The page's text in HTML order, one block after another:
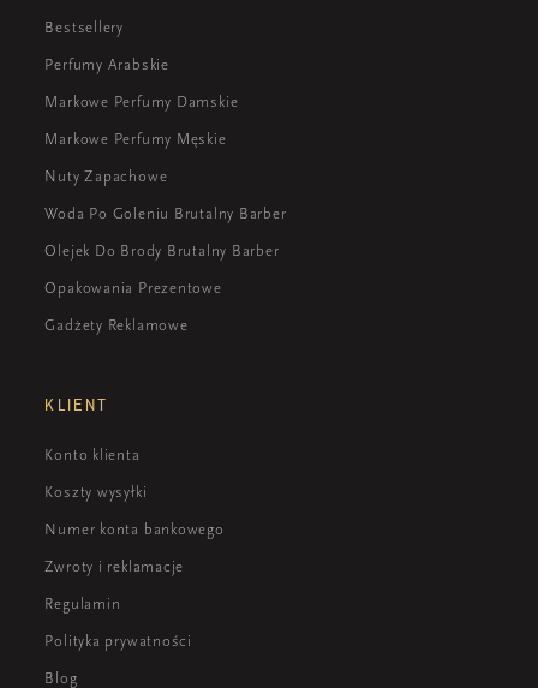
Bestsellery
Perfumy Arabskie
Markowe Perfumy Damskie
Markowe Perfumy Męskie
Nuty Zapachowe
Woda Po Goleniu Brutalny Barber
Olejek Do Brody Brutalny Barber
Opakowania Prezentowe
Gadżety Reklamowe
KLIENT
Konto klienta
Koszty wysyłki
Numer konta bankowego
Zwroty i reklamacje
Regulamin
Polityka prywatności
Blog